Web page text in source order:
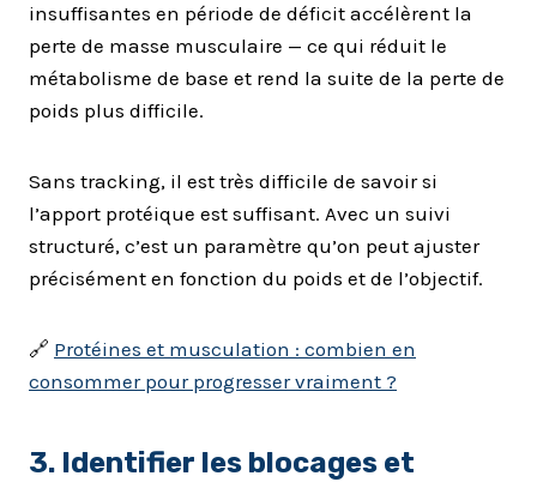
insuffisantes en période de déficit accélèrent la
perte de masse musculaire — ce qui réduit le
métabolisme de base et rend la suite de la perte de
poids plus difficile.
Sans tracking, il est très difficile de savoir si
l’apport protéique est suffisant. Avec un suivi
structuré, c’est un paramètre qu’on peut ajuster
précisément en fonction du poids et de l’objectif.
🔗 Protéines et musculation : combien en
consommer pour progresser vraiment ?
3. Identifier les blocages et